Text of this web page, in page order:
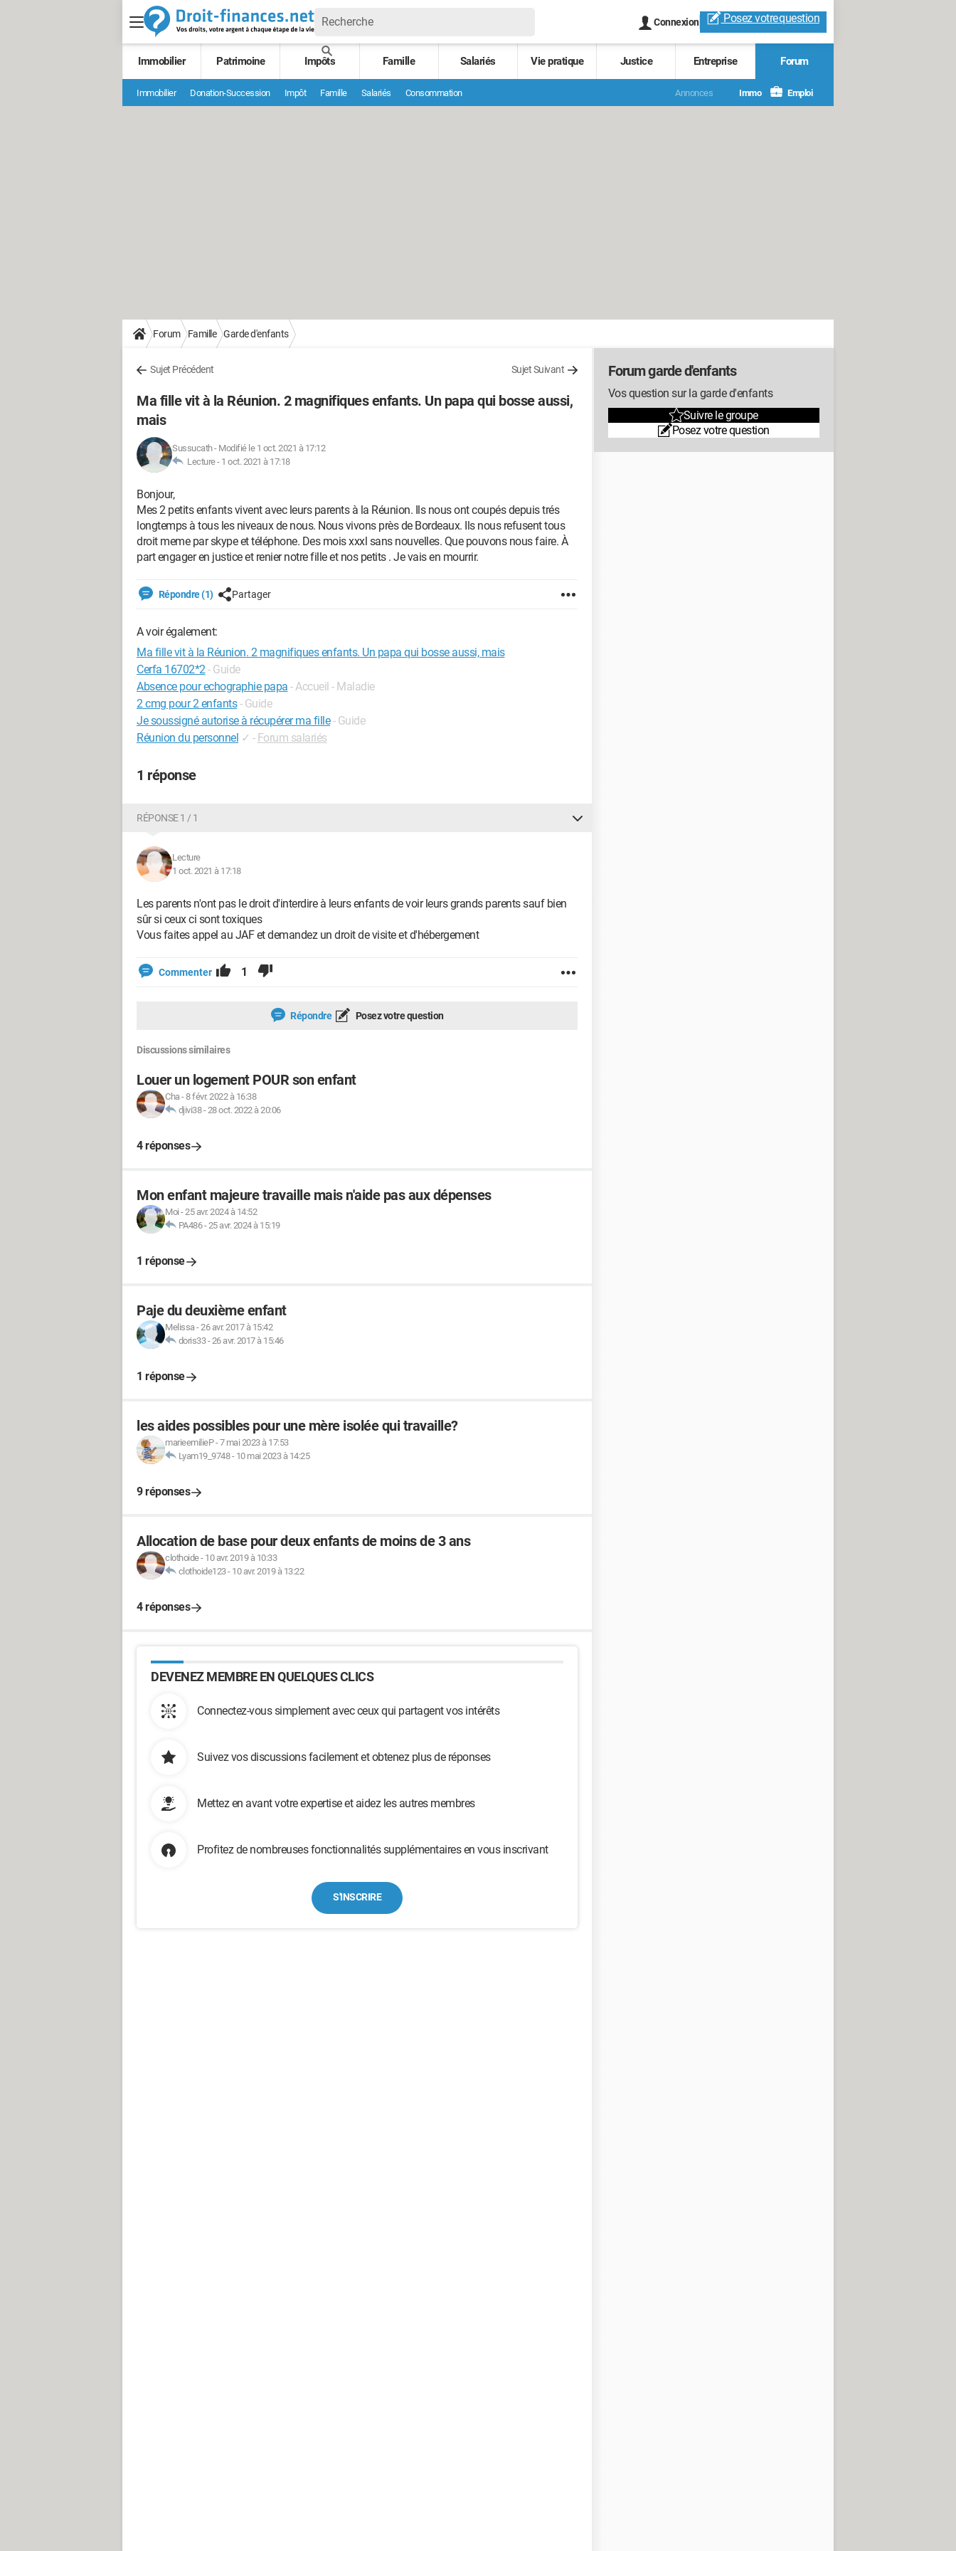
Connexion Posez votrequestion
Immobilier Patrimoine Impôts Famille Salariés Vie pratique Justice Entreprise Forum
Immobilier Donation-Succession Impôt Famille Salariés Consommation Annonces Immo Emploi
Forum Famille Garde d'enfants
Sujet Précédent Sujet Suivant
Ma fille vit à la Réunion. 2 magnifiques enfants. Un papa qui bosse aussi,
mais
Sussucath- Modifié le 1 oct. 2021 à 17:12
Lecture - 1 oct. 2021 à 17:18
Bonjour,
Mes 2 petits enfants vivent avec leurs parents à la Réunion. Ils nous ont coupés depuis trés
longtemps à tous les niveaux de nous. Nous vivons près de Bordeaux. Ils nous refusent tous
droit meme par skype et téléphone. Des mois xxxl sans nouvelles. Que pouvons nous faire. À
part engager en justice et renier notre fille et nos petits . Je vais en mourrir.
Répondre (1) Partager
A voir également:
Ma fille vit à la Réunion. 2 magnifiques enfants. Un papa qui bosse aussi, mais
Cerfa 16702*2- Guide
Absence pour echographie papa - Accueil - Maladie
2 cmg pour 2 enfants - Guide
Je soussigné autorise à récupérer ma fille - Guide
Réunion du personnel ✓ - Forum salariés
1 réponse
RÉPONSE 1 / 1
Lecture
1 oct. 2021 à 17:18
Les parents n'ont pas le droit d'interdire à leurs enfants de voir leurs grands parents sauf bien
sûr si ceux ci sont toxiques
Vous faites appel au JAF et demandez un droit de visite et d'hébergement
Commenter 1
Répondre Posez votre question
Discussions similaires
Louer un logement POUR son enfant
Cha-8 févr. 2022 à 16:38
djivi38-28 oct. 2022 à 20:06
4 réponses
Mon enfant majeure travaille mais n'aide pas aux dépenses
Moi -25 avr. 2024 à 14:52
PA486-25 avr. 2024 à 15:19
1 réponse
Paje du deuxième enfant
Melissa-26 avr. 2017 à 15:42
doris33-26 avr. 2017 à 15:46
1 réponse
les aides possibles pour une mère isolée qui travaille?
marieemilieP-7 mai 2023 à 17:53
Lyam19_9748- 10 mai 2023 à 14:25
9 réponses
Allocation de base pour deux enfants de moins de 3 ans
clothoide- 10 avr. 2019 à 10:33
clothoide123- 10 avr. 2019 à 13:22
4 réponses
DEVENEZ MEMBRE EN QUELQUES CLICS
Connectez-vous simplement avec ceux qui partagent vos intérêts
Suivez vos discussions facilement et obtenez plus de réponses
Mettez en avant votre expertise et aidez les autres membres
Profitez de nombreuses fonctionnalités supplémentaires en vous inscrivant
S'INSCRIRE
Forum garde d'enfants
Vos question sur la garde d'enfants
Suivre le groupe
Posez votre question